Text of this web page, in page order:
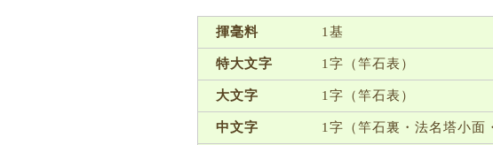
揮毫料 1基
特大文字 1字（竿石表）
大文字 1字（竿石表）
中文字 1字（竿石裏・法名塔小面